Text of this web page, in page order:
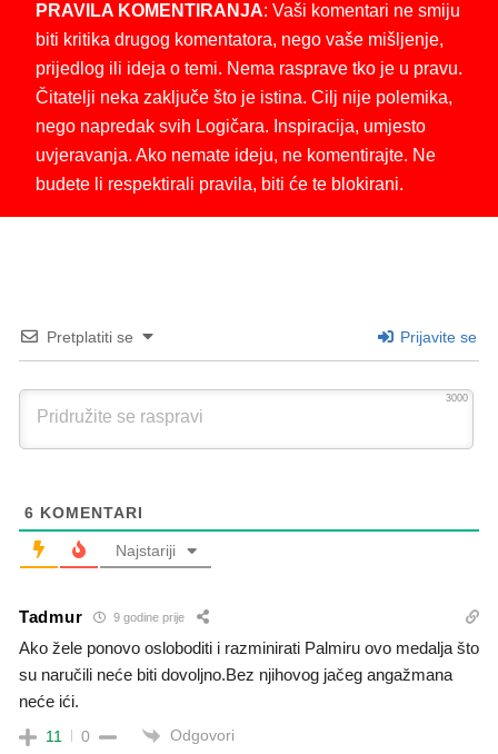
PRAVILA KOMENTIRANJA: Vaši komentari ne smiju
biti kritika drugog komentatora, nego vaše mišljenje,
prijedlog ili ideja o temi. Nema rasprave tko je u pravu.
Čitatelji neka zaključe što je istina. Cilj nije polemika,
nego napredak svih Logičara. Inspiracija, umjesto
uvjeravanja. Ako nemate ideju, ne komentirajte. Ne
budete li respektirali pravila, biti će te blokirani.
Pretplatiti se Prijavite se
3000
6 KOMENTARI
Najstariji
Tadmur 9 godine prije
Ako žele ponovo osloboditi i razminirati Palmiru ovo medalja što
su naručili neće biti dovoljno.Bez njihovog jačeg angažmana
neće ići.
11 0 Odgovori